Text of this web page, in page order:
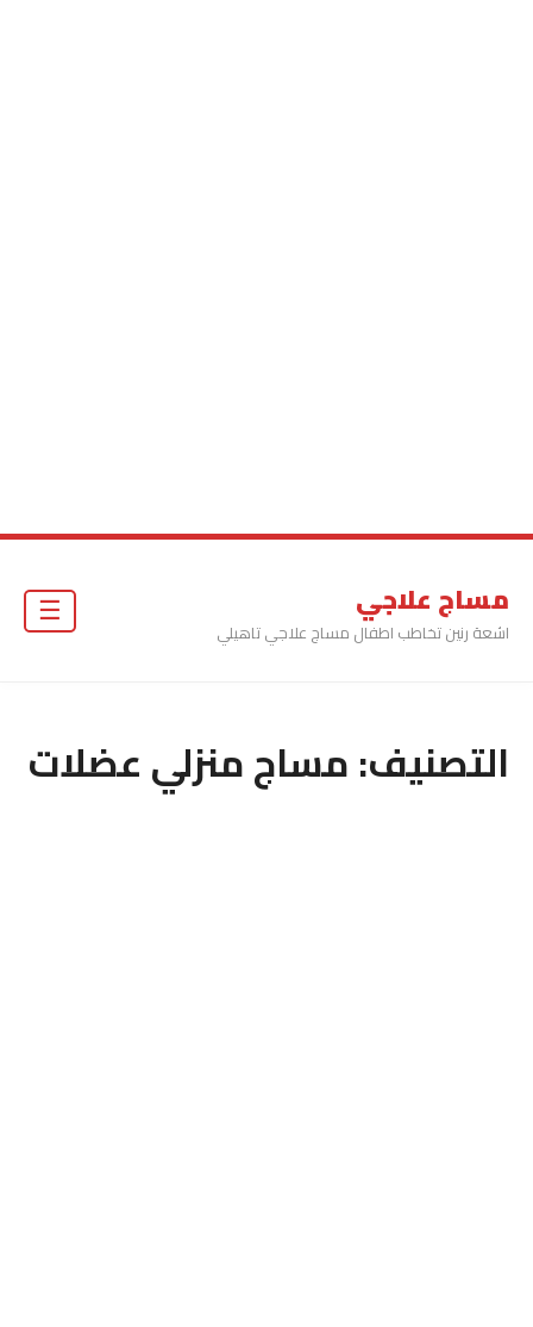
مساج علاجي
اشعة رنين تخاطب اطفال مساج علاجي تاهيلي
التصنيف:مساج منزلي عضلات